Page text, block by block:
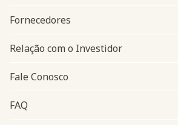
Fornecedores
Relação com o Investidor
Fale Conosco
FAQ